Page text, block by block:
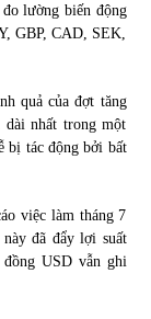
lường biến động
GBP, CAD, SEK,
quả của đợt tăng
dài nhất trong một
bị tác động bởi bất
việc làm tháng 7
đã đẩy lợi suất
USD vẫn ghi